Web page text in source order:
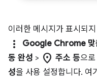
이러한 메시지가 표시되
more_vert Google Chrome 맞
동 완성 > location_on 주소 등으로
성을 사용 설정합니다. 여